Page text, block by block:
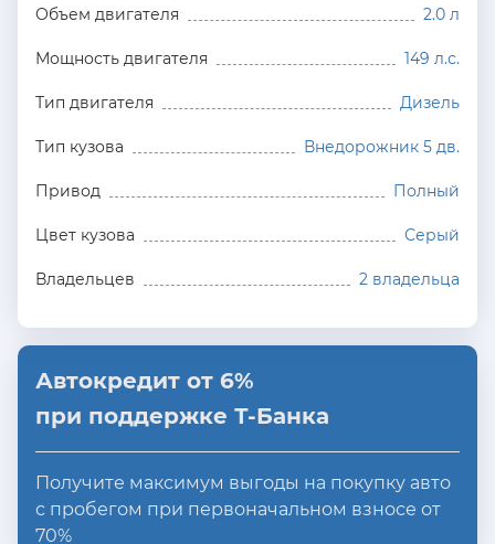
Объем двигателя 2.0 л
Мощность двигателя 149 л.с.
Тип двигателя Дизель
Тип кузова Внедорожник 5 дв.
Привод Полный
Цвет кузова Серый
Владельцев 2 владельца
Автокредит от 6%
при поддержке Т-Банка
Получите максимум выгоды на покупку авто
с пробегом при первоначальном взносе от
70%